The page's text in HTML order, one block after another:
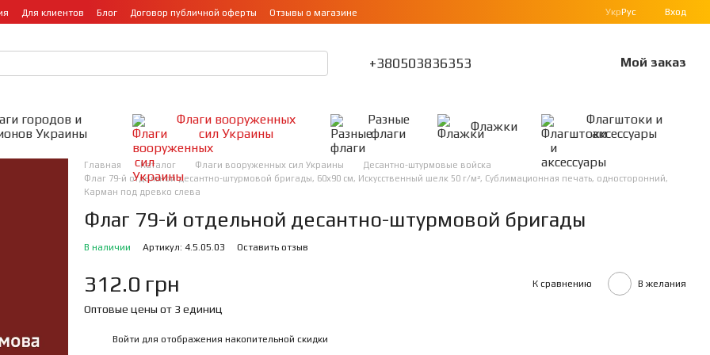
Для клиентов Блог Договор публичной оферты Отзывы о магазине УкрРус Вход
+380503836353 Мой заказ
городов и
Украины
Флаги вооруженных
сил Украины
Разные
флаги
Флажки
Флагштоки и
аксессуары
Главная Каталог Флаги вооруженных сил Украины
Десантно-штурмовые войска
Флаг 79-й отдельной десантно-штурмовой бригады, 60х90 см, Искусственный шелк 50 г/м², Сублимационная печать, односторонний,
Карман под древко слева
Флаг 79-й отдельной десантно-штурмовой бригады
В наличии Артикул: 4.5.05.03 Оставить отзыв
312.0 грн К сравнению В желания
Оптовые цены от 3 единиц
Войти для отображения накопительной скидки